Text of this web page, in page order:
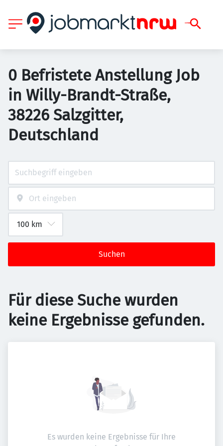
0 Befristete Anstellung Job
in Willy-Brandt-Straße,
38226 Salzgitter,
Deutschland
Suchen
Für diese Suche wurden
keine Ergebnisse gefunden.
Es wurden keine Ergebnisse für Ihre